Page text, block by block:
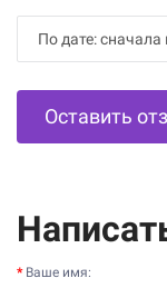
По дате:
Оставить
Ваше имя: